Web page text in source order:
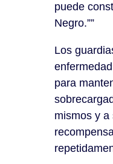
puede
Negro.””
Los
para
mismos y